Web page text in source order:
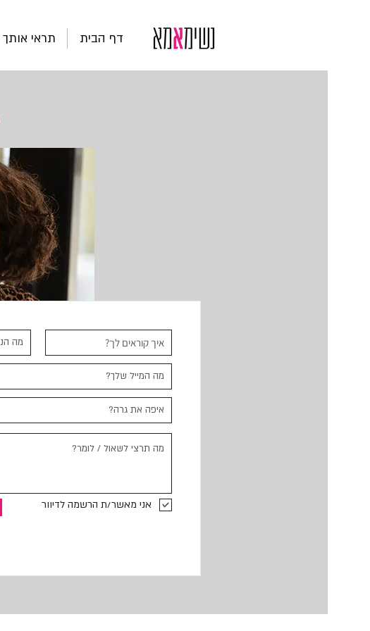
דף הבית תראי אותך
אני מאשר/ת הרשמה לדיוור